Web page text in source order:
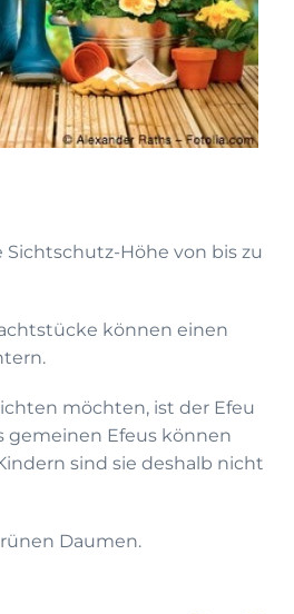
Höhe von bis zu
können einen
möchten, ist der Efeu
gemeinen Efeus können
sind sie deshalb nicht
Daumen.